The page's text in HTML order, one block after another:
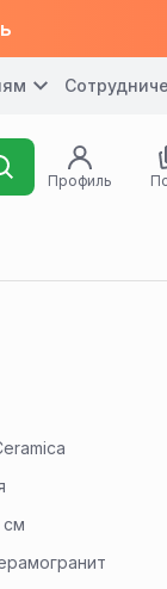
Профиль